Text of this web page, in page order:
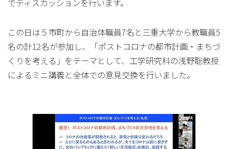
でディスカッションを行います。
この日は５市町から自治体職員7名と三重大学から教職員5
名の計12名が参加し、「ポストコロナの都市計画・まちづ
くりを考える」をテーマとして、工学研究科の浅野聡教授
によるミニ講義と全体での意見交換を行いました。